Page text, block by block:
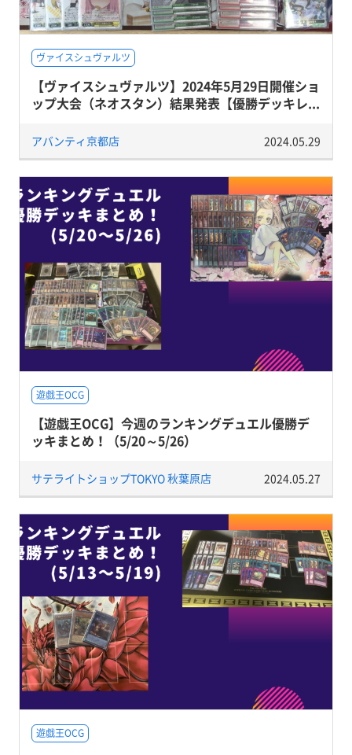
ヴァイスシュヴァルツ
【ヴァイスシュヴァルツ】2024年5月29日開催ショ
ップ大会（ネオスタン）結果発表【優勝デッキレ...
アバンティ京都店 2024.05.29
遊戯王OCG
【遊戯王OCG】今週のランキングデュエル優勝デ
ッキまとめ！（5/20～5/26）
サテライトショップTOKYO 秋葉原店 2024.05.27
遊戯王OCG